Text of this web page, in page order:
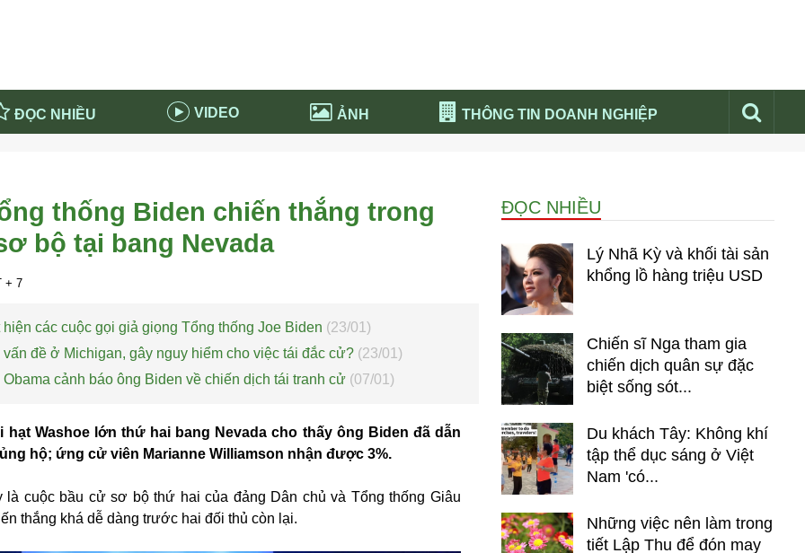
ĐỌC NHIỀU VIDEO ẢNH THÔNG TIN DOANH NGHIỆP
Nổi bật báo nga
Nga NABU EDUCATION
Thư viện media
nước Nga Tử vi hàng ngày
Phân tích thị trường Nga 2026
thống Biden chiến thắng trong
bộ tại bang Nevada
+ 7
các cuộc gọi giả giọng Tổng thống Joe Biden (23/01)
đề ở Michigan, gây nguy hiểm cho việc tái đắc cử? (23/01)
cảnh báo ông Biden về chiến dịch tái tranh cử (07/01)
hạt Washoe lớn thứ hai bang Nevada cho thấy ông Biden đã dẫn
hộ; ứng cử viên Marianne Williamson nhận được 3%.
là cuộc bầu cử sơ bộ thứ hai của đảng Dân chủ và Tổng thống Giâu
thắng khá dễ dàng trước hai đối thủ còn lại.
ĐỌC NHIỀU
Lý Nhã Kỳ và khối tài sản
khổng lồ hàng triệu USD
Chiến sĩ Nga tham gia
chiến dịch quân sự đặc
biệt sống sót...
Du khách Tây: Không khí
tập thể dục sáng ở Việt
Nam 'có...
Những việc nên làm trong
tiết Lập Thu để đón may